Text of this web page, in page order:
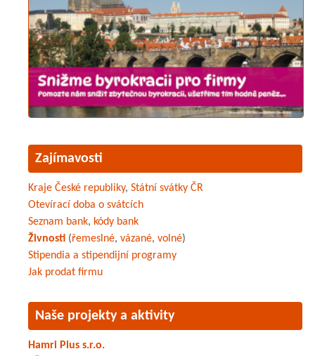
Zajímavosti
Kraje České republiky, Státní svátky ČR
Otevírací doba o svátcích
Seznam bank, kódy bank
Živnosti (řemeslné, vázané, volné)
Stipendia a stipendijní programy
Jak prodat firmu
Naše projekty a aktivity
Hamri Plus s.r.o.